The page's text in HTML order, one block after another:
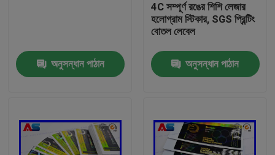
বাড়ি
আমাদের সম্পর্কে
অনুসন্ধান পাঠান
4C সম্পূর্ণ রঙের শিশি লেজার
হলোগ্রাম স্টিকার, SGS প্রিন্টিং
বোতল লেবেল
অনুসন্ধান পাঠান